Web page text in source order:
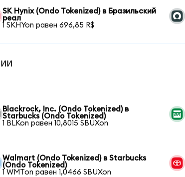
SK Hynix (Ondo Tokenized) в Бразильский
реал
1 SKHYon равен 696,85 R$
Blackrock, Inc. (Ondo Tokenized) в
Starbucks (Ondo Tokenized)
1 BLKon равен 10,8015 SBUXon
Walmart (Ondo Tokenized) в Starbucks
(Ondo Tokenized)
1 WMTon равен 1,0466 SBUXon